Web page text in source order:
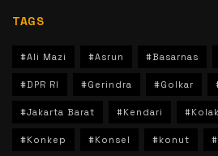
TAGS
#Ali Mazi #Asrun #Basarnas
#DPR RI #Gerindra #Golkar
#Jakarta Barat #Kendari
#Konkep #Konsel #konut